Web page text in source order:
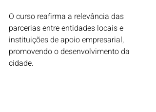
O curso reafirma a relevância das
parcerias entre entidades locais e
instituições de apoio empresarial,
promovendo o desenvolvimento da
cidade.